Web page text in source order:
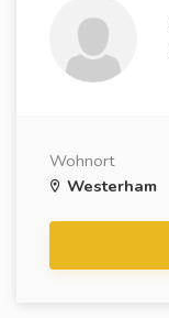
Wohnort
Westerham